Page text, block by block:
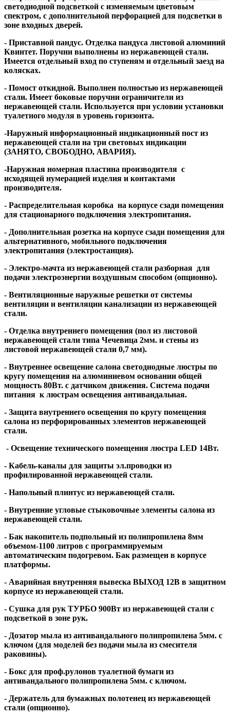
светодиодной подсветкой с изменяемым цветовым
спектром, с дополнительной перфорацией для подсветки в
зоне входных дверей.
- Приставной пандус. Отделка пандуса листовой алюминий
Квинтет. Поручни выполнены из нержавеющей стали.
Имеется отдельный вход по ступеням и отдельный заезд на
колясках.
- Помост откидной. Выполнен полностью из нержавеющей
стали. Имеет боковые поручни ограничители из
нержавеющей стали. Используется при условии установки
туалетного модуля в уровень горизонта.
-Наружный информационный индикационный пост из
нержавеющей стали на три световых индикации
(ЗАНЯТО, СВОБОДНО, АВАРИЯ).
-Наружная номерная пластина производителя с
исходящей нумерацией изделия и контактами
производителя.
- Распределительная коробка на корпусе сзади помещения
для стационарного подключения электропитания.
- Дополнительная розетка на корпусе сзади помещения для
альтернативного, мобильного подключения
электропитания (электростанция).
- Электро-мачта из нержавеющей стали разборная для
подачи электроэнергии воздушным способом (опционно).
- Вентиляционные наружные решетки от системы
вентиляции и вентиляции канализации из нержавеющей
стали.
- Отделка внутреннего помещения (пол из листовой
нержавеющей стали типа Чечевица 2мм. и стены из
листовой нержавеющей стали 0,7 мм).
- Внутреннее освещение салона светодиодные люстры по
кругу помещения на алюминиевом основании общей
мощность 80Вт. с датчиком движения. Система подачи
питания к люстрам освещения антивандальная.
- Защита внутреннего освещения по кругу помещения
салона из перфорированных элементов нержавеющей
стали.
- Освещение технического помещения люстра LED 14Вт.
- Кабель-каналы для защиты эл.проводки из
профилированной нержавеющей стали.
- Напольный плинтус из нержавеющей стали.
- Внутренние угловые стыковочные элементы салона из
нержавеющей стали.
- Бак накопитель подпольный из полипропилена 8мм
объемом-1100 литров с программируемым
автоматическим подогревом. Бак размещен в корпусе
платформы.
- Аварийная внутренняя вывеска ВЫХОД 12В в защитном
корпусе из нержавеющей стали.
- Сушка для рук ТУРБО 900Вт из нержавеющей стали с
подсветкой в зоне рук.
- Дозатор мыла из антивандального полипропилена 5мм. с
ключом (для моделей без подачи мыла из смесителя
раковины).
- Бокс для проф.рулонов туалетной бумаги из
антивандального полипропилена 5мм. с ключом.
- Держатель для бумажных полотенец из нержавеющей
стали (опционно).